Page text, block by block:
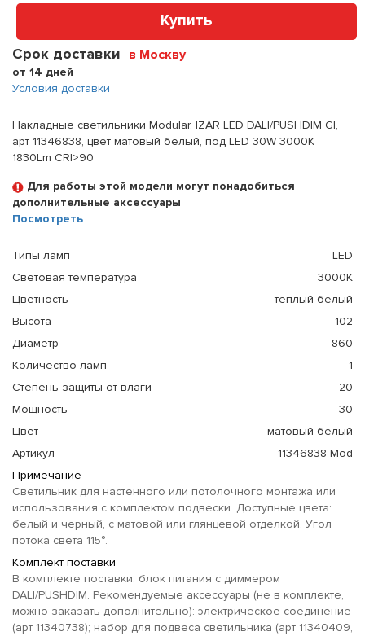
Купить
Срок доставки в Москву
от 14 дней
Условия доставки
Накладные светильники Modular. IZAR LED DALI/PUSHDIM GI,
арт 11346838, цвет матовый белый, под LED 30W 3000K
1830Lm CRI>90
Для работы этой модели могут понадобиться
дополнительные аксессуары
Посмотреть
Типы ламп
LED
Световая температура
3000К
Цветность
теплый белый
Высота
102
Диаметр
860
Количество ламп
1
Степень защиты от влаги
20
Мощность
30
Цвет
матовый белый
Артикул
11346838 Mod
Примечание
Светильник для настенного или потолочного монтажа или
использования с комплектом подвески. Доступные цвета:
белый и черный, с матовой или глянцевой отделкой. Угол
потока света 115°.
Комплект поставки
В комплекте поставки: блок питания с диммером
DALI/PUSHDIM. Рекомендуемые аксессуары (не в комплекте,
можно заказать дополнительно): электрическое соединение
(арт 11340738); набор для подвеса светильника (арт 11340409,